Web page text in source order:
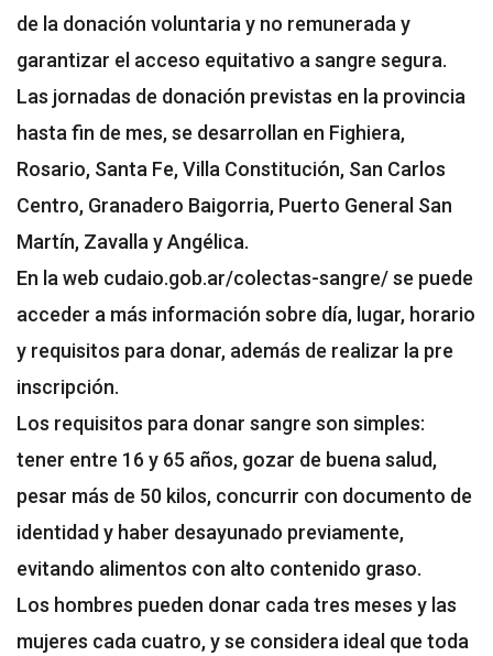
de la donación voluntaria y no remunerada y
garantizar el acceso equitativo a sangre segura.
Las jornadas de donación previstas en la provincia
hasta fin de mes, se desarrollan en Fighiera,
Rosario, Santa Fe, Villa Constitución, San Carlos
Centro, Granadero Baigorria, Puerto General San
Martín, Zavalla y Angélica.
En la web cudaio.gob.ar/colectas-sangre/ se puede
acceder a más información sobre día, lugar, horario
y requisitos para donar, además de realizar la pre
inscripción.
Los requisitos para donar sangre son simples:
tener entre 16 y 65 años, gozar de buena salud,
pesar más de 50 kilos, concurrir con documento de
identidad y haber desayunado previamente,
evitando alimentos con alto contenido graso.
Los hombres pueden donar cada tres meses y las
mujeres cada cuatro, y se considera ideal que toda